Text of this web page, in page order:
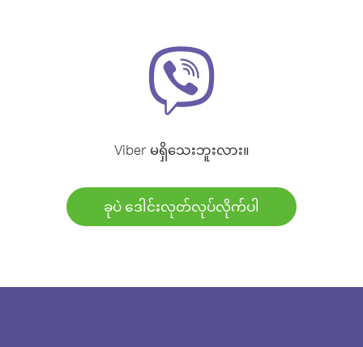
Viber မရှိသေးဘူးလား။
ခုပဲ ဒေါင်းလုတ်လုပ်လိုက်ပါ